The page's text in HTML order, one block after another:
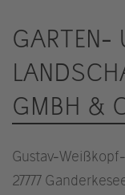
GARTEN-
GMBH &
Gustav-
27777